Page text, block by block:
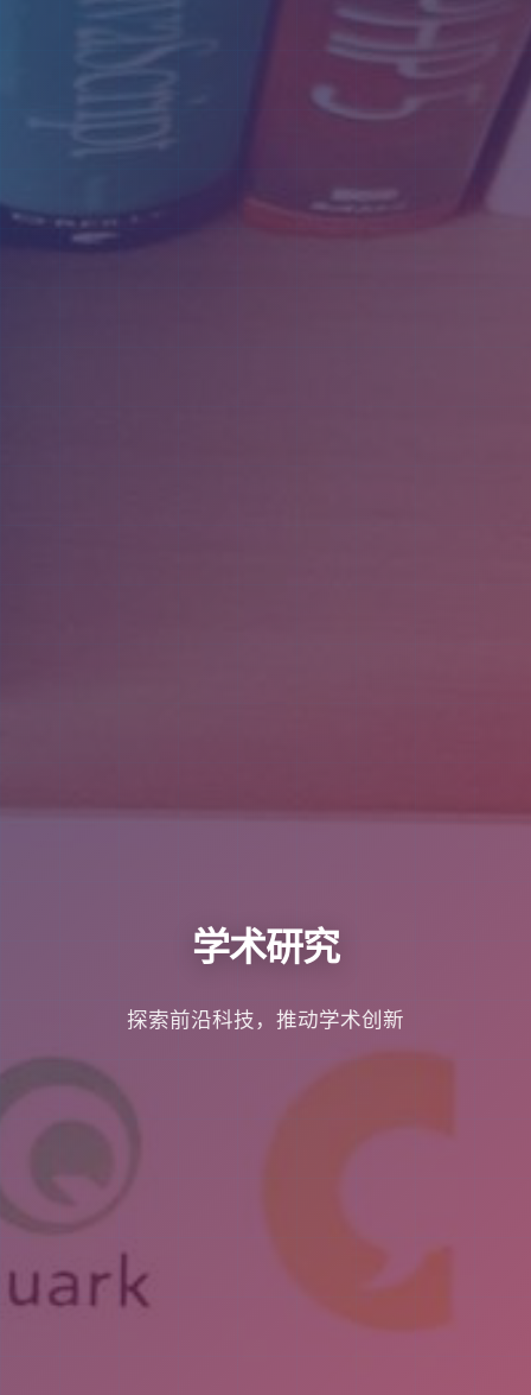
学术研究
探索前沿科技，推动学术创新